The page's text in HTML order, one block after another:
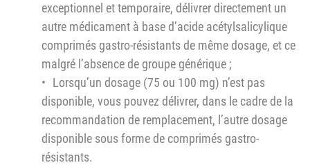
exceptionnel et temporaire, délivrer directement un
autre médicament à base d’acide acétylsalicylique
comprimés gastro-résistants de même dosage, et ce
malgré l’absence de groupe générique ;
Lorsqu’un dosage (75 ou 100 mg) n’est pas
disponible, vous pouvez délivrer, dans le cadre de la
recommandation de remplacement, l’autre dosage
disponible sous forme de comprimés gastro-
résistants.